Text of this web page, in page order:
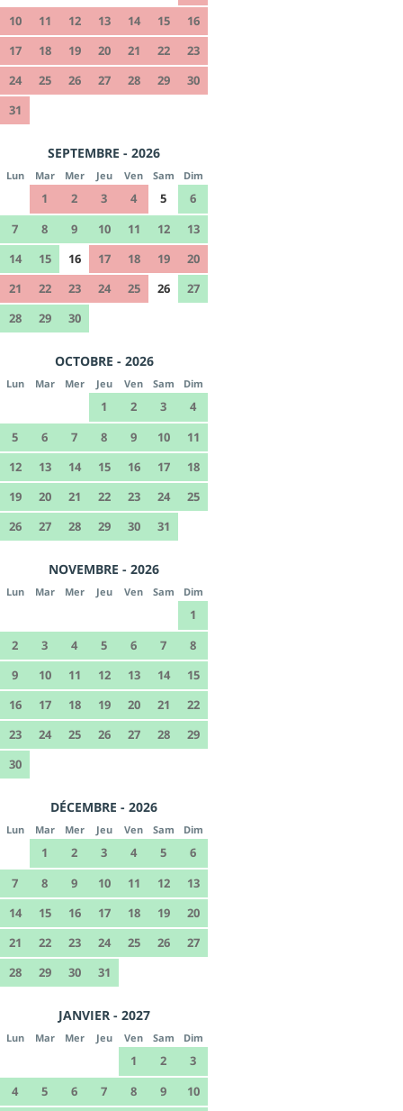
10
11 12 13 14 15
16
17
18 19 20 21 22
23
24
25 26 27 28 29
30
31
SEPTEMBRE - 2026
Lun Mar Mer Jeu Ven Sam Dim
1 2 3 4 5
6
7
8 9 10 11 12
13
14
15 16 17 18 19
20
21
22 23 24 25 26
27
28
29 30
OCTOBRE - 2026
Lun Mar Mer Jeu Ven Sam Dim
1 2 3
4
5
6 7 8 9 10
11
12
13 14 15 16 17
18
19
20 21 22 23 24
25
26
27 28 29 30 31
NOVEMBRE - 2026
Lun Mar Mer Jeu Ven Sam Dim
1
2
3 4 5 6 7
8
9
10 11 12 13 14
15
16
17 18 19 20 21
22
23
24 25 26 27 28
29
30
DÉCEMBRE - 2026
Lun Mar Mer Jeu Ven Sam Dim
1 2 3 4 5
6
7
8 9 10 11 12
13
14
15 16 17 18 19
20
21
22 23 24 25 26
27
28
29 30 31
JANVIER - 2027
Lun Mar Mer Jeu Ven Sam Dim
1 2
3
4
5 6 7 8 9
10